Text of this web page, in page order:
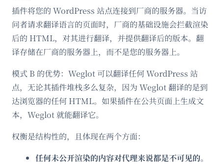
插件将您的 WordPress 站点连接到厂商的服务器。当访
问者请求翻译语言的页面时，厂商的基础设施会拦截渲染
后的 HTML，对其进行翻译，并提供翻译后的版本。翻
译存储在厂商的服务器上，而不是您的服务器上。
模式 B 的优势：Weglot 可以翻译任何 WordPress 站
点，无论其插件堆栈多么复杂，因为 Weglot 翻译的是到
达浏览器的任何 HTML。如果插件在公共页面上生成文
本，Weglot 就能翻译它。
权衡是结构性的，且体现在两个方面：
任何未公开渲染的内容对代理来说都是不可见的。